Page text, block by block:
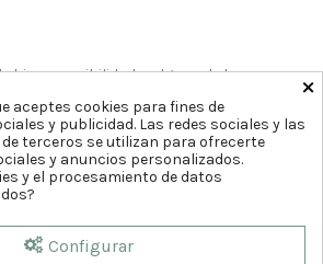
hipersensibilidad a alguno de los
producto sanitario.
duda o incidencia con el
×
aceptes cookies para fines de
y publicidad. Las redes sociales y las
terceros se utilizan para ofrecerte
y anuncios personalizados.
y el procesamiento de datos
Configurar